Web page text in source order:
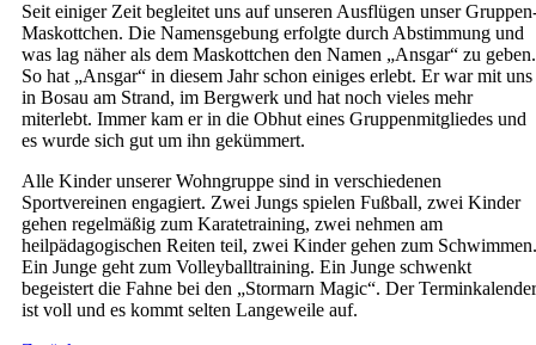
Seit einiger Zeit begleitet uns auf unseren Ausflügen unser
Maskottchen. Die Namensgebung erfolgte durch Abstimmung und
was lag näher als dem Maskottchen den Namen „Ansgar“ zu geben.
So hat „Ansgar“ in diesem Jahr schon einiges erlebt. Er war mit uns
in Bosau am Strand, im Bergwerk und hat noch vieles mehr
miterlebt. Immer kam er in die Obhut eines Gruppenmitgliedes und
es wurde sich gut um ihn gekümmert.
Alle Kinder unserer Wohngruppe sind in verschiedenen
Sportvereinen engagiert. Zwei Jungs spielen Fußball, zwei Kinder
gehen regelmäßig zum Karatetraining, zwei nehmen am
heilpädagogischen Reiten teil, zwei Kinder gehen zum Schwimmen.
Ein Junge geht zum Volleyballtraining. Ein Junge schwenkt
begeistert die Fahne bei den „Stormarn Magic“. Der Terminkalender
ist voll und es kommt selten Langeweile auf.